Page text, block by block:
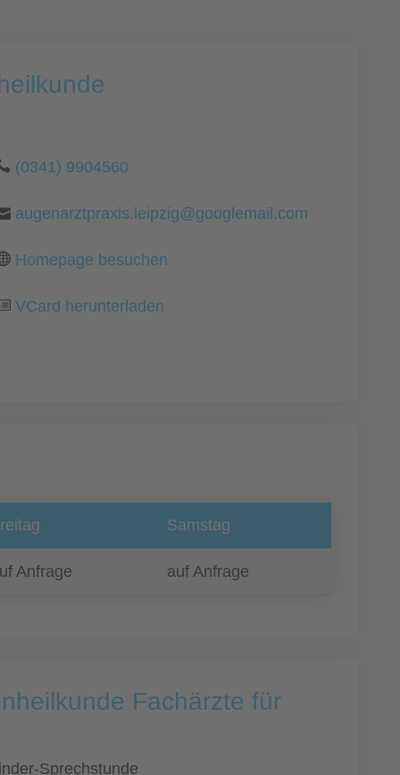
(0341) 9904560
augenarztpraxis.leipzig@googlemail.com
Homepage besuchen
VCard herunterladen
Samstag
Anfrage auf Anfrage
Fachärzte für
Sprechstunde